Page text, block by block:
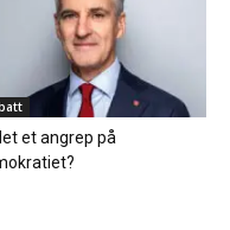
et angrep på